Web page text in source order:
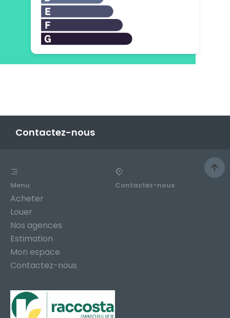
Contactez-nous
Menu
Acheter
Louer
Nos agences
Estimation
Mon espace
Contactez-nous
Contactez-nous